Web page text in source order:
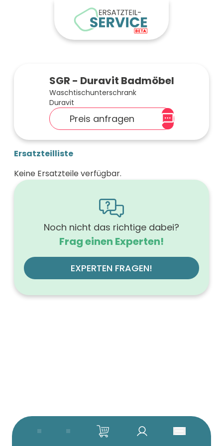
SGR - Duravit Badmöbel
Waschtischunterschrank
Duravit
Preis anfragen
Ersatzteilliste
Keine Ersatzteile verfügbar.
Noch nicht das richtige dabei?
Frag einen Experten!
EXPERTEN FRAGEN!